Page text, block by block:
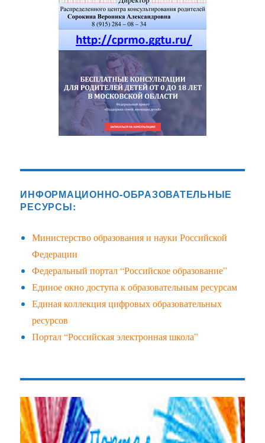
ИНФОРМАЦИОННО-ОБРАЗОВАТЕЛЬНЫЕ
РЕСУРСЫ:
Министерство образования и науки Российской
Федерации
Федеральный портал “Российское образование”
Единое окно доступа к образовательным ресурсам
Единая коллекция цифровых образовательных
ресурсов
Портал “Российская электронная школа”